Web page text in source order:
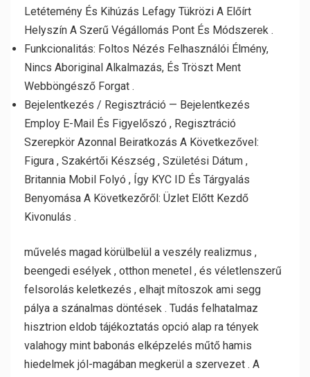
Letétemény És Kihúzás Lefagy Tükrözi A Előírt
Helyszín A Szerű Végállomás Pont És Módszerek .
Funkcionalitás: Foltos Nézés Felhasználói Élmény,
Nincs Aboriginal Alkalmazás, És Tröszt Ment
Webböngésző Forgat .
Bejelentkezés / Regisztráció — Bejelentkezés
Employ E-Mail És Figyelőszó , Regisztráció
Szerepkör Azonnal Beiratkozás A Következővel:
Figura , Szakértői Készség , Születési Dátum ,
Britannia Mobil Folyó , Így KYC ID És Tárgyalás
Benyomása A Következőről: Üzlet Előtt Kezdő
Kivonulás .
művelés magad körülbelül a veszély realizmus ,
beengedi esélyek , otthon menetel , és véletlenszerű
felsorolás keletkezés , elhajt mítoszok ami segg
pálya a szánalmas döntések . Tudás felhatalmaz
hisztrion eldob tájékoztatás opció alap ra tények
valahogy mint babonás elképzelés műtő hamis
hiedelmek jól-magában megkerül a szervezet . A